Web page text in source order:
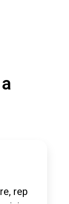
rep